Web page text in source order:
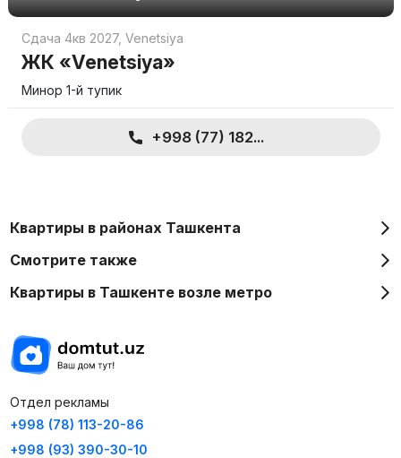
Сдача 4кв 2027, Venetsiya
ЖК «Venetsiya»
Минор 1-й тупик
+998 (77) 182...
Квартиры в районах Ташкента
Смотрите также
Квартиры в Ташкенте возле метро
Отдел рекламы
+998 (78) 113-20-86
+998 (93) 390-30-10